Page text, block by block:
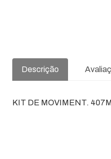
Descrição
KIT DE MOVIMENT.